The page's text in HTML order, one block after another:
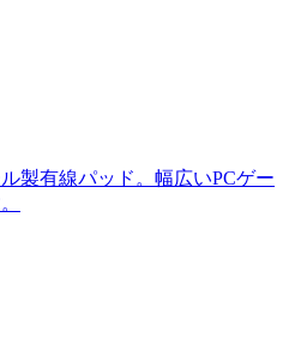
製有線パッド。幅広いPCゲー